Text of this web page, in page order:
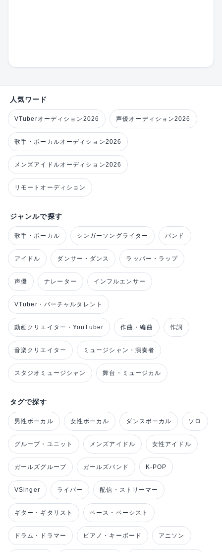
人気ワード
VTuberオーディション2026 声優オーディション2026
歌手・ボーカルオーディション2026
メンズアイドルオーディション2026
リモートオーディション
ジャンルで探す
歌手・ボーカル シンガーソングライター バンド
アイドル ダンサー・ダンス ラッパー・ラップ
声優 ナレーター インフルエンサー
VTuber・バーチャルタレント
動画クリエイター・YouTuber 作曲・編曲 作詞
音楽クリエイター ミュージシャン・演奏者
スタジオミュージシャン 舞台・ミュージカル
タグで探す
男性ボーカル 女性ボーカル ダンスボーカル ソロ
グループ・ユニット メンズアイドル 女性アイドル
ガールズグループ ガールズバンド K-POP
VSinger ライバー 配信・ストリーマー
ギター・ギタリスト ベース・ベーシスト
ドラム・ドラマー ピアノ・キーボード アニソン